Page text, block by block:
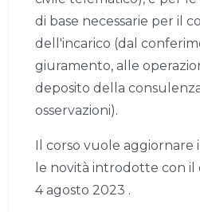
di base necessarie per il
dell'incarico (dal
giuramento, alle
deposito della
osservazioni).
Il corso vuole aggiornare
le novità introdotte con il
4 agosto 2023 .